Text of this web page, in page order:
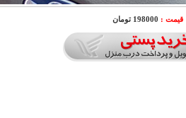
قیمت : 198000 تومان